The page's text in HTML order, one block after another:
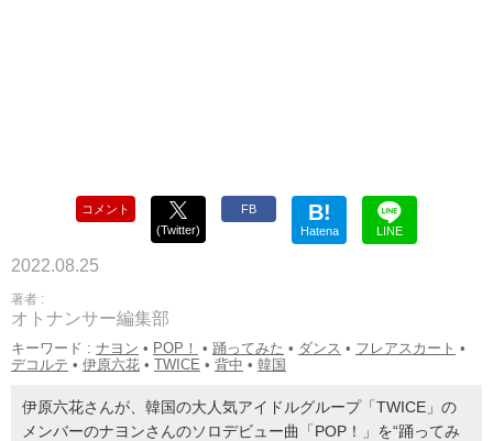
コメント
(Twitter)
FB B!
Hatena LINE
2022.08.25
著者 :
オトナンサー編集部
キーワード : ナヨン • POP！ • 踊ってみた • ダンス • フレアスカート •
デコルテ • 伊原六花 • TWICE • 背中 • 韓国
伊原六花さんが、韓国の大人気アイドルグループ「TWICE」の
メンバーのナヨンさんのソロデビュー曲「POP！」を“踊ってみ